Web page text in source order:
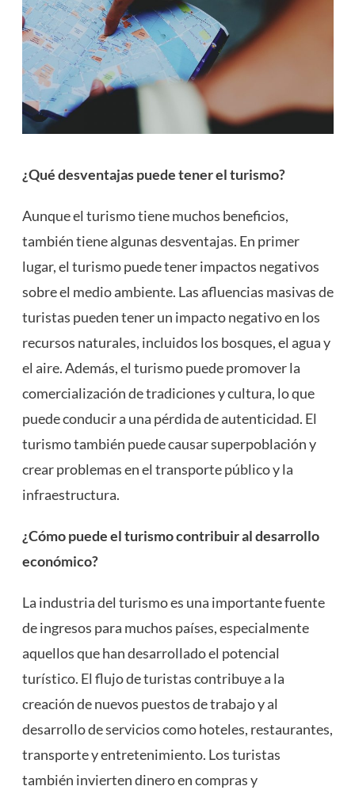
¿Qué desventajas puede tener el turismo?
Aunque el turismo tiene muchos beneficios,
también tiene algunas desventajas. En primer
lugar, el turismo puede tener impactos negativos
sobre el medio ambiente. Las afluencias masivas de
turistas pueden tener un impacto negativo en los
recursos naturales, incluidos los bosques, el agua y
el aire. Además, el turismo puede promover la
comercialización de tradiciones y cultura, lo que
puede conducir a una pérdida de autenticidad. El
turismo también puede causar superpoblación y
crear problemas en el transporte público y la
infraestructura.
¿Cómo puede el turismo contribuir al desarrollo
económico?
La industria del turismo es una importante fuente
de ingresos para muchos países, especialmente
aquellos que han desarrollado el potencial
turístico. El flujo de turistas contribuye a la
creación de nuevos puestos de trabajo y al
desarrollo de servicios como hoteles, restaurantes,
transporte y entretenimiento. Los turistas
también invierten dinero en compras y